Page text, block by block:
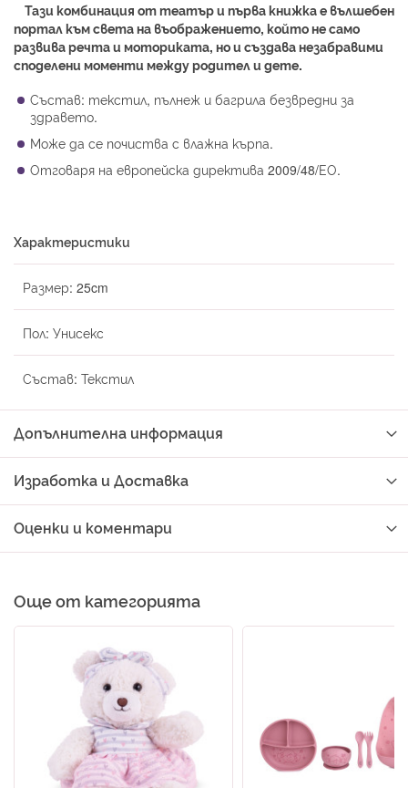
Тази комбинация от театър и първа книжка е вълшебен
портал към света на въображението, който не само
развива речта и моториката, но и създава незабравими
споделени моменти между родител и дете.
Състав: текстил, пълнеж и багрила безвредни за
здравето.
Може да се почиства с влажна кърпа.
Отговаря на европейска директива 2009/48/ЕО.
Характеристики
Размер: 25cm
Пол: Унисекс
Състав: Текстил
Допълнителна информация
Изработка и Доставка
Оценки и коментари
Още от категорията